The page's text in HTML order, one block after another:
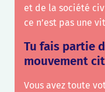
et de la société
ce n’est pas une
Tu fais partie
mouvement
Vous avez toute